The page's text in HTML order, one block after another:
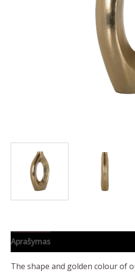
Aprašymas
The shape and golden colour of